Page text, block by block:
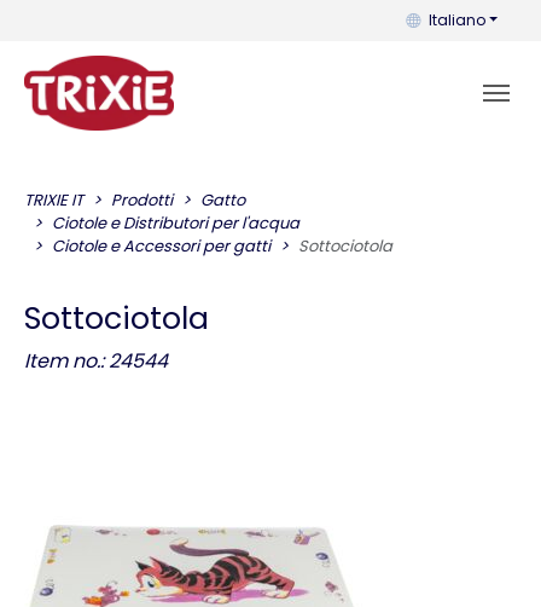
Puoi cambiare
Italiano
TRIXIE IT Prodotti
Gatto
Ciotole e Distributori per l'acqua
Ciotole e Accessori per gatti
Sottociotola
Sottociotola
Item no.: 24544